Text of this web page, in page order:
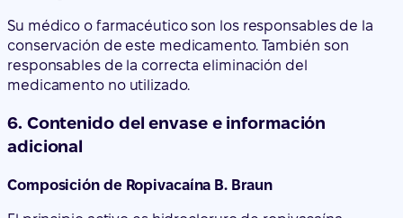
6. Contenido del envase e información
adicional
Composición de Ropivacaína B. Braun
El principio activo es hidrocloruro de ropivacaína.
1 ml de Ropivacaína B. Braun contiene 7,5 mg de
de ropivacaína monohidrato).